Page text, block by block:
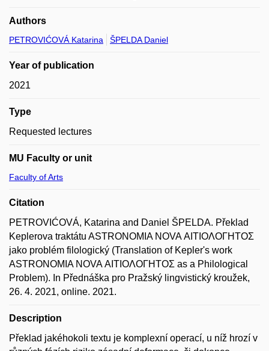
Authors
PETROVIĆOVÁ Katarina ŠPELDA Daniel
Year of publication
2021
Type
Requested lectures
MU Faculty or unit
Faculty of Arts
Citation
PETROVIĆOVÁ, Katarina and Daniel ŠPELDA. Překlad
Keplerova traktátu ASTRONOMIA NOVA ΑΙΤΙΟΛΟΓΗΤΟΣ
jako problém filologický (Translation of Kepler's work
ASTRONOMIA NOVA ΑΙΤΙΟΛΟΓΗΤΟΣ as a Philological
Problem). In Přednáška pro Pražský lingvistický kroužek,
26. 4. 2021, online. 2021.
Description
Překlad jakéhokoli textu je komplexní operací, u níž hrozí v